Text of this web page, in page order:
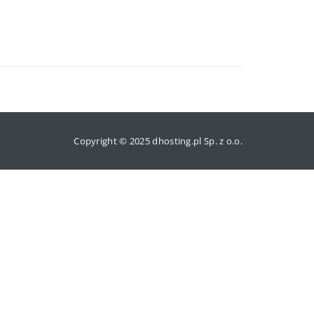
Copyright © 2025 dhosting.pl Sp. z o.o.